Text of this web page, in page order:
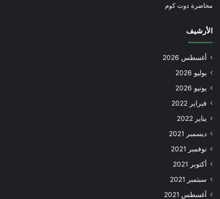
محاضرة دوت كوم
الأرشيف
أغسطس 2026
يوليو 2026
يونيو 2026
فبراير 2022
يناير 2022
ديسمبر 2021
نوفمبر 2021
أكتوبر 2021
سبتمبر 2021
أغسطس 2021